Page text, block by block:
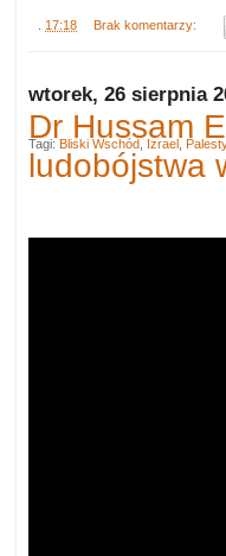
. 17:18 Brak komentarzy:
wtorek, 26 sierpnia
Dr Hussam
ludobójstwa
Tagi: Bliski Wschód Izrael